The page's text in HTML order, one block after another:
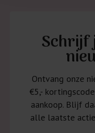
Schrijf
Ontvang onze
€5,-
aankoop. Blijf
alle laatste